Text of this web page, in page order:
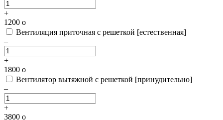
+
1200 o
Вентиляция приточная с решеткой [естественная]
–
+
1800 o
Вентилятор вытяжной с решеткой [принудительно]
–
+
3800 o